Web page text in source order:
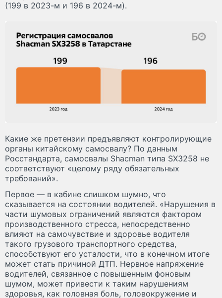
(199 в 2023-м и 196 в 2024-м).
Какие же претензии предъявляют контролирующие
органы китайскому самосвалу? По данным
Росстандарта, самосвалы Shacman типа SX3258 не
соответствуют «целому ряду обязательных
требований».
Первое — в кабине слишком шумно, что
сказывается на состоянии водителей. «Нарушения в
части шумовых ограничений являются фактором
производственного стресса, непосредственно
влияют на самочувствие и здоровье водителя
такого грузового транспортного средства,
способствуют его усталости, что в конечном итоге
может стать причиной ДТП. Нервное напряжение
водителей, связанное с повышенным фоновым
шумом, может привести к таким нарушениям
здоровья, как головная боль, головокружение и